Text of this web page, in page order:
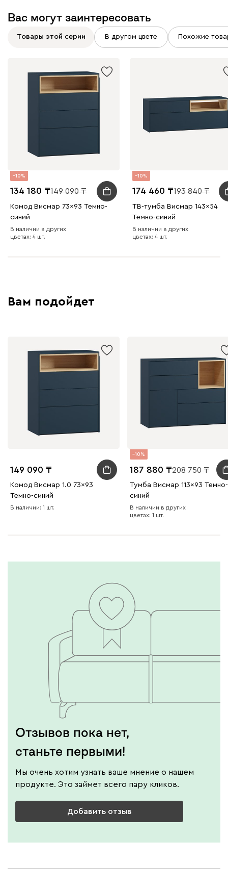
Вас могут заинтересовать
Товары этой серии В другом цвете Похожие
10
134 180 149 090
Комод Висмар 73x93 Темно-
синий
В наличии в других
цветах: 4 шт.
10
174 460 193 840
ТВ-тумба Висмар 143x54
Темно-синий
В наличии в других
цветах: 4 шт.
Вам подойдет
149 090
Комод Висмар 1.0 73x93
Темно-синий
В наличии: 1 шт.
10
187 880 208 750
Тумба Висмар 113x93 Темно-
синий
В наличии в других
цветах: 1 шт.
Отзывов пока нет,
станьте первыми!
Мы очень хотим узнать ваше мнение о нашем
продукте. Это займет всего пару кликов.
Добавить отзыв